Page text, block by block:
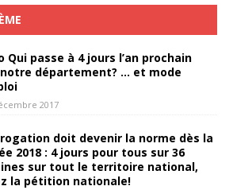
Qui passe à 4 jours l’an prochain
département? … et mode
2017
doit devenir la norme dès la
2018 : 4 jours pour tous sur 36
sur tout le territoire national,
la pétition nationale!